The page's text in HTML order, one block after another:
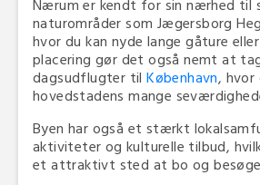
Nærum er kendt for sin nærhed til
naturområder som Jægersborg
hvor du kan nyde lange gåture
placering gør det også nemt at
dagsudflugter tilKøbenhavn, hvor
hovedstadens mange
Byen har også et stærkt
aktiviteter og kulturelle tilbud,
et attraktivt sted at bo og